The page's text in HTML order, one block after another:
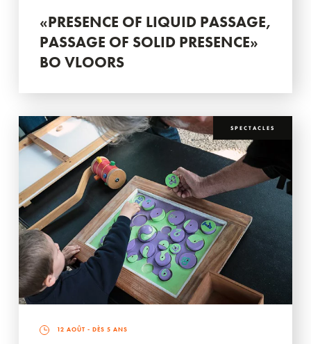
«PRESENCE OF LIQUID PASSAGE,
PASSAGE OF SOLID PRESENCE»
BO VLOORS
SPECTACLES
12 AOÛT - DÈS 5 ANS